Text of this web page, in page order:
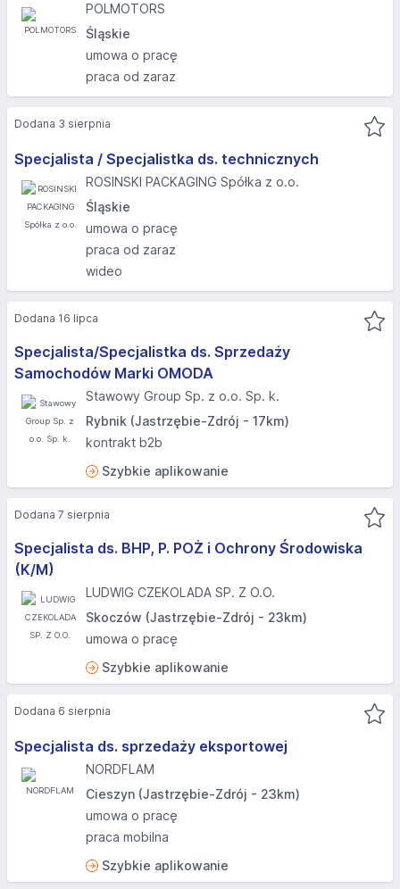
POLMOTORS
Śląskie
umowa o pracę
praca od zaraz
Specjalista / Specjalistka ds. technicznych
ROSINSKI PACKAGING Spółka z o.o.
Śląskie
umowa o pracę
praca od zaraz
wideo
Dodana 3 sierpnia
Specjalista/Specjalistka ds. Sprzedaży
Samochodów Marki OMODA
Stawowy Group Sp. z o.o. Sp. k.
Rybnik (Jastrzębie-Zdrój - 17km)
kontrakt b2b
Szybkie aplikowanie
Dodana 16 lipca
Specjalista ds. BHP, P. POŻ i Ochrony Środowiska
(K/M)
LUDWIG CZEKOLADA SP. Z O.O.
Skoczów (Jastrzębie-Zdrój - 23km)
umowa o pracę
Szybkie aplikowanie
Dodana 7 sierpnia
Specjalista ds. sprzedaży eksportowej
NORDFLAM
Cieszyn (Jastrzębie-Zdrój - 23km)
umowa o pracę
praca mobilna
Szybkie aplikowanie
Dodana 6 sierpnia